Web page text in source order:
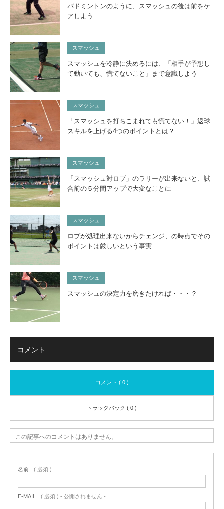
バドミントンのように、スマッシュの後は前をケ
アしよう
スマッシュ
スマッシュを冷静に決めるには、「相手が予想し
て動いても、慌てないこと」まで意識しよう
スマッシュ
「スマッシュを打ちこまれても慌てない！」返球
スキルを上げる4つのポイントとは？
スマッシュ
「スマッシュ対ロブ」のラリーが出来ないと、試
合前の５分間アップで大変なことに
スマッシュ
ロブが処理出来ないからチェンジ、の時点でその
ポイントは厳しいという事実
スマッシュ
スマッシュの決定力を磨きたければ・・・？
コメント
コメント ( 0 )
トラックバック ( 0 )
この記事へのコメントはありません。
名前 ( 必須 )
E-MAIL ( 必須 ) - 公開されません -